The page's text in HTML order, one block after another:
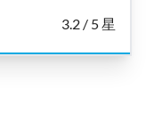
3.2 / 5 星